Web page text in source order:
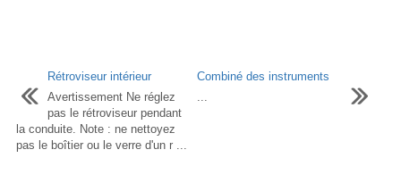
Rétroviseur intérieur
Avertissement Ne réglez
pas le rétroviseur pendant
la conduite. Note : ne nettoyez
pas le boîtier ou le verre d'un r ...
Combiné des instruments